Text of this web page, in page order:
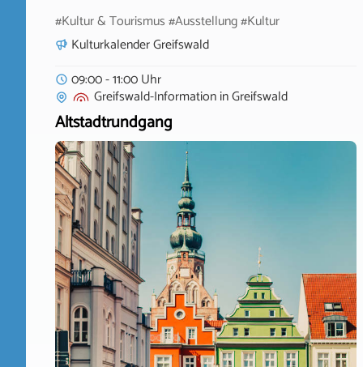
#Kultur & Tourismus #Ausstellung #Kultur
Kulturkalender Greifswald
09:00 - 11:00 Uhr
Greifswald-InformationinGreifswald
Altstadtrundgang